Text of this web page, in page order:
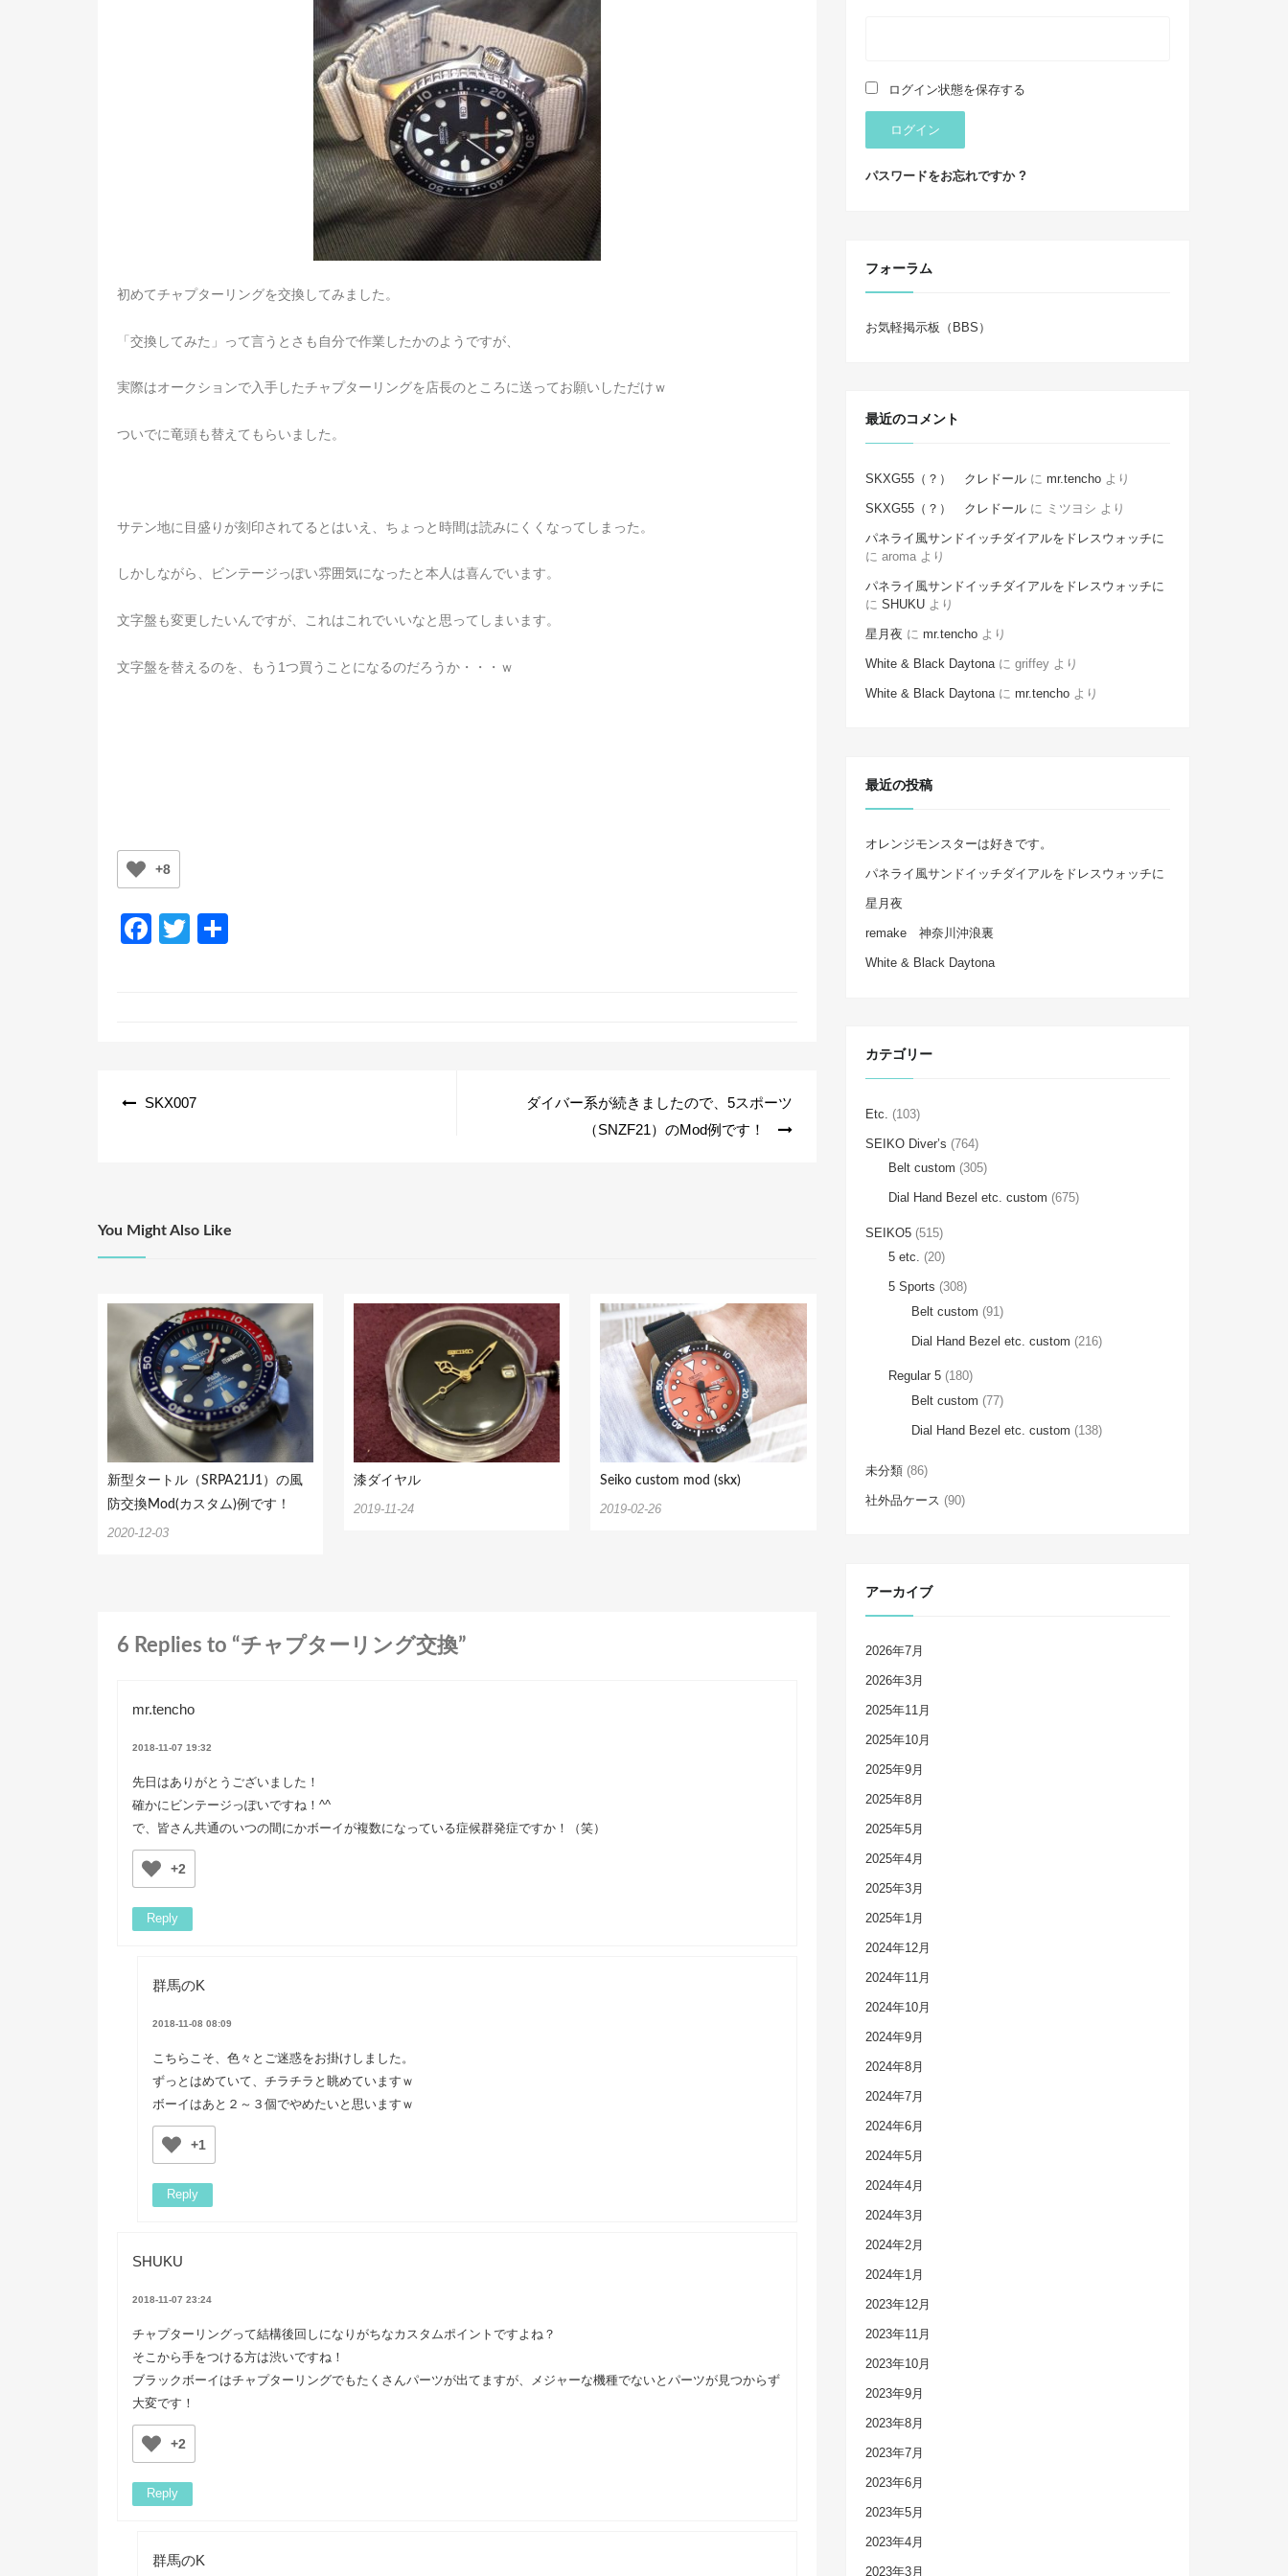
初めてチャプターリングを交換してみました。
「交換してみた」って言うとさも自分で作業したかのようですが、
実際はオークションで入手したチャプターリングを店長のところに送ってお願いしただけｗ
ついでに竜頭も替えてもらいました。
サテン地に目盛りが刻印されてるとはいえ、ちょっと時間は読みにくくなってしまった。
しかしながら、ビンテージっぽい雰囲気になったと本人は喜んでいます。
文字盤も変更したいんですが、これはこれでいいなと思ってしまいます。
文字盤を替えるのを、もう1つ買うことになるのだろうか・・・ｗ
+8
F
o
T
ー
シ
SKX007
ダイバー系が続きましたので、5スポーツ
（SNZF21）のMod例です！
You Might Also Like
新型タートル（SRPA21J1）の風
防交換Mod(カスタム)例です！
2020-12-03
漆ダイヤル
2019-11-24
Seiko custom mod (skx)
2019-02-26
6 Replies to “チャプターリング交換”
mr.tencho
2018-11-07 19:32
先日はありがとうございました！
確かにビンテージっぽいですね！^^
で、皆さん共通のいつの間にかボーイが複数になっている症候群発症ですか！（笑）
+2
Reply
群馬のK
2018-11-08 08:09
こちらこそ、色々とご迷惑をお掛けしました。
ずっとはめていて、チラチラと眺めていますｗ
ボーイはあと２～３個でやめたいと思いますｗ
+1
Reply
SHUKU
2018-11-07 23:24
チャプターリングって結構後回しになりがちなカスタムポイントですよね？
そこから手をつける方は渋いですね！
ブラックボーイはチャプターリングでもたくさんパーツが出てますが、メジャーな機種でないとパーツが見つからず
大変です！
+2
Reply
群馬のK
ログイン状態を保存する
ログイン
パスワードをお忘れですか ?
フォーラム
お気軽掲示板（BBS）
最近のコメント
SKXG55（？） クレドール に mr.tencho より
SKXG55（？） クレドール に ミツヨシ より
パネライ風サンドイッチダイアルをドレスウォッチに
に aroma より
パネライ風サンドイッチダイアルをドレスウォッチに
に SHUKU より
星月夜 に mr.tencho より
White & Black Daytona に griffey より
White & Black Daytona に mr.tencho より
最近の投稿
オレンジモンスターは好きです。
パネライ風サンドイッチダイアルをドレスウォッチに
星月夜
remake 神奈川沖浪裏
White & Black Daytona
カテゴリー
Etc. (103)
SEIKO Diver’s (764)
Belt custom (305)
Dial Hand Bezel etc. custom (675)
SEIKO5 (515)
5 etc. (20)
5 Sports (308)
Belt custom (91)
Dial Hand Bezel etc. custom (216)
Regular 5 (180)
Belt custom (77)
Dial Hand Bezel etc. custom (138)
未分類 (86)
社外品ケース (90)
アーカイブ
2026年7月
2026年3月
2025年11月
2025年10月
2025年9月
2025年8月
2025年5月
2025年4月
2025年3月
2025年1月
2024年12月
2024年11月
2024年10月
2024年9月
2024年8月
2024年7月
2024年6月
2024年5月
2024年4月
2024年3月
2024年2月
2024年1月
2023年12月
2023年11月
2023年10月
2023年9月
2023年8月
2023年7月
2023年6月
2023年5月
2023年4月
2023年3月